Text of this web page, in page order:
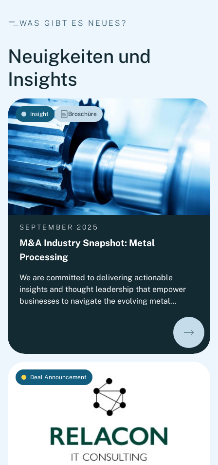
WAS GIBT ES NEUES?
Neuigkeiten und
Insights
Insight Broschüre
SEPTEMBER 2025
M&A Industry Snapshot: Metal
Processing
We are committed to delivering actionable
insights and thought leadership that empower
businesses to navigate the evolving metal
the transformative role of M&A in the sector,
highlighting current trends, a standout deal with
recent transactions, sector valuation multiples,
Deal Announcement